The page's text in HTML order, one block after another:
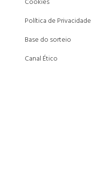
Cookies
Política de Privacidade
Base do sorteio
Canal Ético